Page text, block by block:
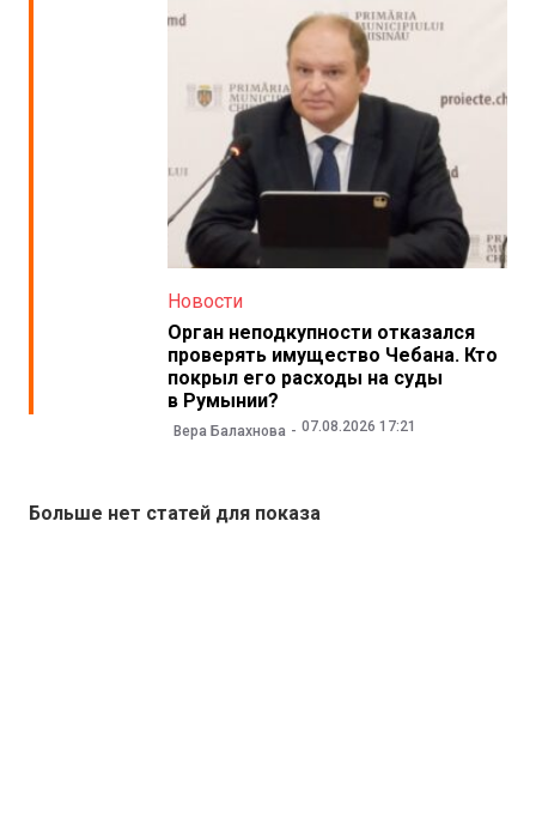
Новости
Орган неподкупности отказался
проверять имущество Чебана. Кто
покрыл его расходы на суды
в Румынии?
Вера Балахнова 07.08.2026 17:21
Больше нет статей для показа